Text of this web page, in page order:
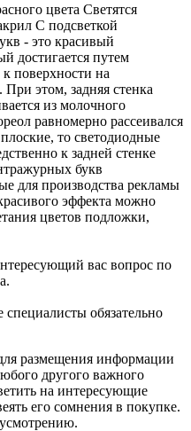
цвета Светятся
С подсветкой
- это красивый
достигается путем
поверхности на
этом, задняя стенка
из молочного
равномерно рассеивался
то светодиодные
к задней стенке
букв
для производства рекламы
эффекта можно
цветов подложки,
вас вопрос по
обязательно
размещения информации
другого важного
на интересующие
его сомнения в покупке.